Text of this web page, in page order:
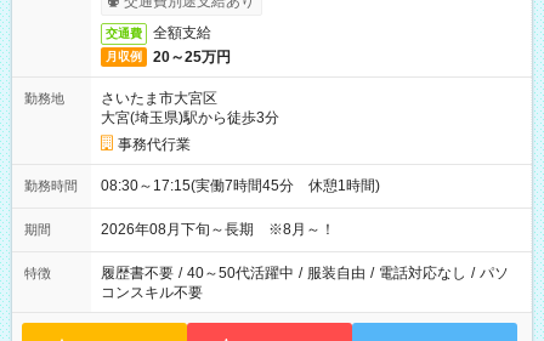
交通費 全額支給
月収例 20～25万円
勤務地
さいたま市大宮区
大宮(埼玉県)駅から徒歩3分
事務代行業
勤務時間 08:30～17:15(実働7時間45分 休憩1時間)
期間 2026年08月下旬～長期 ※8月～！
特徴 履歴書不要 / 40～50代活躍中 / 服装自由 / 電話対応なし / パソ
コンスキル不要